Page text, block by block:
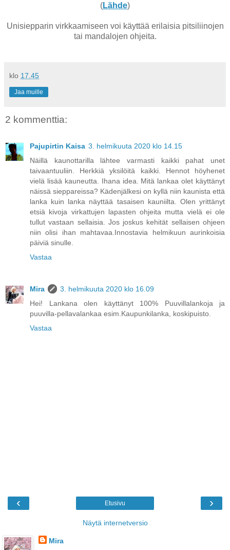
(Lähde)
Unisiepparin virkkaamiseen voi käyttää erilaisia pitsiliinojen
tai mandalojen ohjeita.
klo 17.45
Jaa muille
2 kommenttia:
Pajupirtin Kaisa 3. helmikuuta 2020 klo 14.15
Näillä kaunottarilla lähtee varmasti kaikki pahat unet
taivaantuuliin. Herkkiä yksilöitä kaikki. Hennot höyhenet
vielä lisää kauneutta. Ihana idea. Mitä lankaa olet käyttänyt
näissä sieppareissa? Kädenjälkesi on kyllä niin kaunista että
lanka kuin lanka näyttää tasaisen kauniilta. Olen yrittänyt
etsiä kivoja virkattujen lapasten ohjeita mutta vielä ei ole
tullut vastaan sellaisia. Jos joskus kehität sellaisen ohjeen
niin olisi ihan mahtavaa.Innostavia helmikuun aurinkoisia
päiviä sinulle.
Vastaa
Mira
3. helmikuuta 2020 klo 16.09
Hei! Lankana olen käyttänyt 100% Puuvillalankoja ja
puuvilla-pellavalankaa esim.Kaupunkilanka, koskipuisto.
Vastaa
‹ ›
Etusivu
Näytä internetversio
Mira